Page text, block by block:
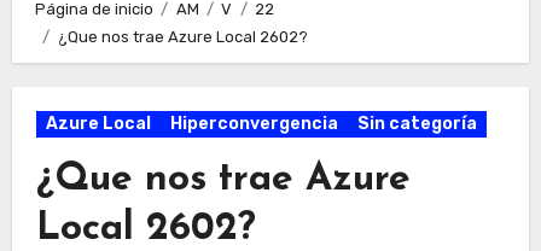
Página de inicio AM V
22
¿Que nos trae Azure Local 2602?
Azure Local Hiperconvergencia Sin categoría
¿Que nos trae Azure
Local 2602?